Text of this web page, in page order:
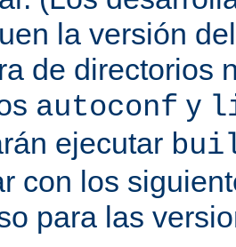
la versión
de directorios
autoconf y
ejecutar
con los
para las